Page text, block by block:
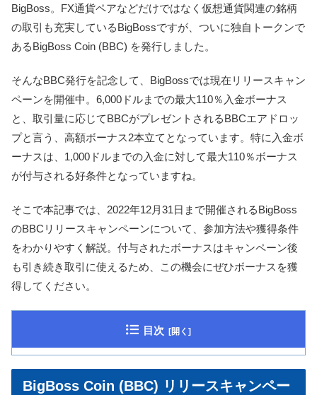
BigBoss。FX通貨ペアなどだけではなく仮想通貨関連の銘柄
の取引も充実しているBigBossですが、ついに独自トークンで
あるBigBoss Coin (BBC) を発行しました。
そんなBBC発行を記念して、BigBossでは現在リリースキャン
ペーンを開催中。6,000ドルまでの最大110％入金ボーナス
と、取引量に応じてBBCがプレゼントされるBBCエアドロッ
プと言う、高額ボーナス2本立てとなっています。特に入金ボ
ーナスは、1,000ドルまでの入金に対して最大110％ボーナス
が付与される好条件となっていますね。
そこで本記事では、2022年12月31日まで開催されるBigBoss
のBBCリリースキャンペーンについて、参加方法や獲得条件
をわかりやすく解説。付与されたボーナスはキャンペーン後
も引き続き取引に使えるため、この機会にぜひボーナスを獲
得してください。
目次
BigBoss Coin (BBC) リリースキャンペー